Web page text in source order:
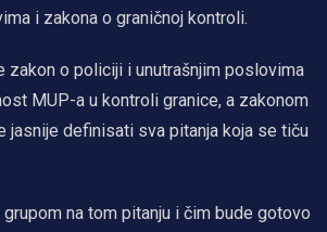
i zakona o graničnoj kontroli.
zakon o policiji i unutrašnjim poslovima
MUP-a u kontroli granice, a zakonom
jasnije definisati sva pitanja koja se tiču
grupom na tom pitanju i čim bude gotovo